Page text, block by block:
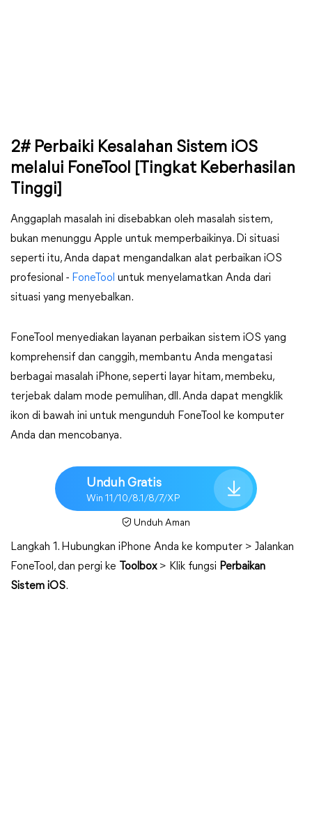
2# Perbaiki Kesalahan Sistem iOS
melalui FoneTool [Tingkat Keberhasilan
Tinggi]
Anggaplah masalah ini disebabkan oleh masalah sistem,
bukan menunggu Apple untuk memperbaikinya. Di situasi
seperti itu, Anda dapat mengandalkan alat perbaikan iOS
profesional - FoneTool untuk menyelamatkan Anda dari
situasi yang menyebalkan.
FoneTool menyediakan layanan perbaikan sistem iOS yang
komprehensif dan canggih, membantu Anda mengatasi
berbagai masalah iPhone, seperti layar hitam, membeku,
terjebak dalam mode pemulihan, dll. Anda dapat mengklik
ikon di bawah ini untuk mengunduh FoneTool ke komputer
Anda dan mencobanya.
Unduh Gratis
Win 11/10/8.1/8/7/XP
Unduh Aman
Langkah 1. Hubungkan iPhone Anda ke komputer > Jalankan
FoneTool, dan pergi ke
Toolbox> Klik fungsi Perbaikan
Sistem iOS.